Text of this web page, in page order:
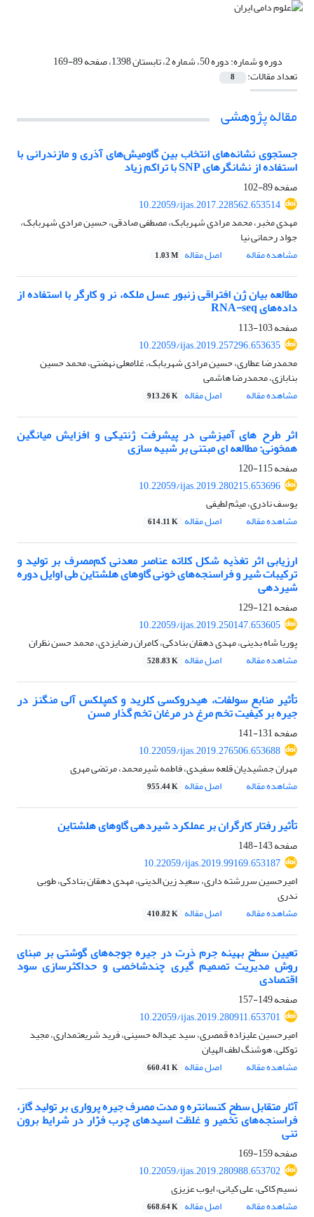
دوره و شماره:دوره 50، شماره 2، تابستان 1398، صفحه 89-169
تعداد مقالات: 8
مقاله پژوهشی
جستجوی نشانه‌های انتخاب بین گاومیش‌های آذری و مازندرانی با
استفاده از نشانگرهای SNP با تراکم زیاد
صفحه89-102
10.22059/ijas.2017.228562.653514
مهدی مخبر، محمد مرادی شهربابک، مصطفی صادقی، حسین مرادی شهربابک،
جواد رحمانی نیا
مشاهده مقاله
اصل مقاله 1.03 M
مطالعه بیان ژن افتراقی زنبور عسل ملکه، نر و کارگر با استفاده از
داده‌های RNA-seq
صفحه103-113
10.22059/ijas.2019.257296.653635
محمدرضا عطاری، حسین مرادی شهربابک، غلامعلی نهضتی، محمد حسین
بنابازی، محمدرضا هاشمی
مشاهده مقاله
اصل مقاله 913.26 K
اثر طرح های آمیزشی در پیشرفت ژنتیکی و افزایش میانگین
همخونی: مطالعه ای مبتنی بر شبیه سازی
صفحه115-120
10.22059/ijas.2019.280215.653696
یوسف نادری، میثم لطیفی
مشاهده مقاله
اصل مقاله 614.11 K
ارزیابی اثر تغذیه شکل کلاته عناصر معدنی کم‌مصرف بر تولید و
ترکیبات شیر و فراسنجه‌های خونی گاوهای هلشتاین طی اوایل دوره
شیردهی
صفحه121-129
10.22059/ijas.2019.250147.653605
پوریا شاه بدینی، مهدی دهقان بنادکی، کامران رضایزدی، محمد حسن نظران
مشاهده مقاله
اصل مقاله 528.83 K
تأثیر منابع سولفات، هیدروکسی کلرید و کمپلکس آلی منگنز در
جیره بر کیفیت تخم مرغ در مرغان تخم گذار مسن
صفحه131-141
10.22059/ijas.2019.276506.653688
مهران جمشیدیان قلعه سفیدی، فاطمه شیرمحمد، مرتضی مهری
مشاهده مقاله
اصل مقاله 955.44 K
تأثیر رفتار کارگران بر عملکرد شیردهی گاوهای هلشتاین
صفحه143-148
10.22059/ijas.2019.99169.653187
امیرحسین سررشته داری، سعید زین الدینی، مهدی دهقان بنادکی، طوبی
ندری
مشاهده مقاله
اصل مقاله 410.82 K
تعیین سطح بهینه جرم ذرت در جیره جوجه‌های گوشتی بر مبنای
روش مدیریت تصمیم گیری چندشاخصی و حداکثرسازی سود
اقتصادی
صفحه149-157
10.22059/ijas.2019.280911.653701
امیرحسین علیزاده قمصری، سید عیداله حسینی، فرید شریعتمداری، مجید
توکلی، هوشنگ لطف الهیان
مشاهده مقاله
اصل مقاله 660.41 K
آثار متقابل سطح کنسانتره و مدت مصرف جیره پرواری بر تولید گاز،
فراسنجه‌های تخمیر و غلظت اسیدهای چرب فرّار در شرایط برون
تنی
صفحه159-169
10.22059/ijas.2019.280988.653702
نسیم کاکی، علی کیانی، ایوب عزیزی
مشاهده مقاله
اصل مقاله 668.64 K